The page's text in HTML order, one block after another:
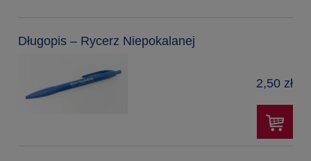
Długopis – Rycerz Niepokalanej
2,50 zł